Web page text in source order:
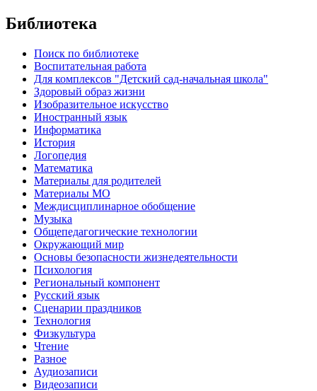
Библиотека
Поиск по библиотеке
Воспитательная работа
Для комплексов "Детский сад-начальная школа"
Здоровый образ жизни
Изобразительное искусство
Иностранный язык
Информатика
История
Логопедия
Математика
Материалы для родителей
Материалы МО
Междисциплинарное обобщение
Музыка
Общепедагогические технологии
Окружающий мир
Основы безопасности жизнедеятельности
Психология
Региональный компонент
Русский язык
Сценарии праздников
Технология
Физкультура
Чтение
Разное
Аудиозаписи
Видеозаписи